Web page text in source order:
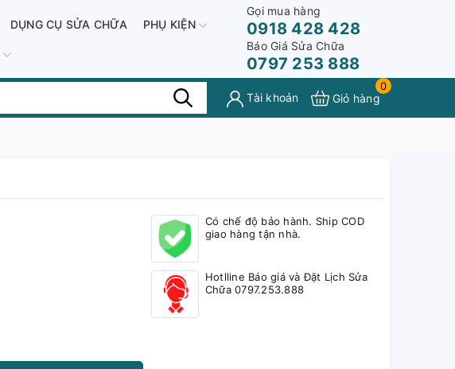
DỤNG CỤ SỬA CHỮA PHỤ KIỆN
Gọi mua hàng
0918 428 428
Báo Giá Sửa Chữa
0797 253 888
Tài khoản
0
Giỏ hàng
Có chế độ bảo hành. Ship COD
giao hàng tận nhà.
Hotlline Báo giá và Đặt Lịch Sửa
Chữa 0797.253.888